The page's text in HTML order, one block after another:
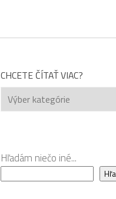
CHCETE ČÍTAŤ VIAC?
Chcete
čítať
Hľadám niečo iné...